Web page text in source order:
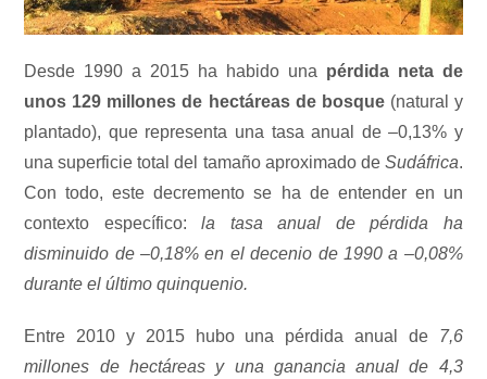
Desde 1990 a 2015 ha habido una pérdida neta de
unos 129 millones de hectáreas de bosque(natural y
plantado), que representa una tasa anual de –0,13% y
una superficie total del tamaño aproximado de Sudáfrica.
Con todo, este decremento se ha de entender en un
contexto específico:la tasa anual de pérdida ha
disminuido de –0,18% en el decenio de 1990 a –0,08%
durante el último quinquenio.
Entre 2010 y 2015 hubo una pérdida anual de7,6
millones de hectáreas y una ganancia anual de 4,3